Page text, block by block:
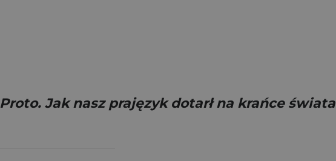
Proto. Jak nasz prajęzyk dotarł na krańce świata